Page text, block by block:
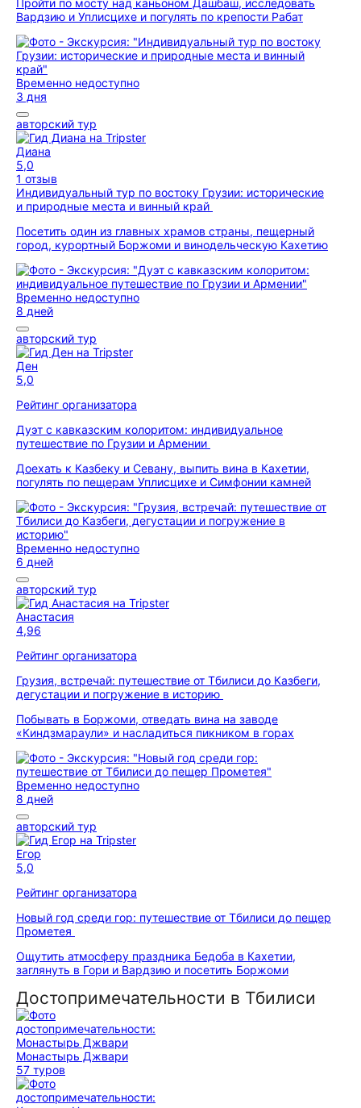
Пройти по мосту над каньоном Дашбаш, исследовать
Вардзию и Уплисцихе и погулять по крепости Рабат
Временно недоступно
3 дня
авторский тур
Диана
5,0
1 отзыв
Индивидуальный тур по востоку Грузии: исторические
и природные места и винный край
Посетить один из главных храмов страны, пещерный
город, курортный Боржоми и винодельческую Кахетию
Временно недоступно
8 дней
авторский тур
Ден
5,0
Рейтинг организатора
Дуэт с кавказским колоритом: индивидуальное
путешествие по Грузии и Армении
Доехать к Казбеку и Севану, выпить вина в Кахетии,
погулять по пещерам Уплисцихе и Симфонии камней
Временно недоступно
6 дней
авторский тур
Анастасия
4,96
Рейтинг организатора
Грузия, встречай: путешествие от Тбилиси до Казбеги,
дегустации и погружение в историю
Побывать в Боржоми, отведать вина на заводе
«Киндзмараули» и насладиться пикником в горах
Временно недоступно
8 дней
авторский тур
Егор
5,0
Рейтинг организатора
Новый год среди гор: путешествие от Тбилиси до пещер
Прометея
Ощутить атмосферу праздника Бедоба в Кахетии,
заглянуть в Гори и Вардзию и посетить Боржоми
Достопримечательности в Тбилиси
Монастырь Джвари
57 туров